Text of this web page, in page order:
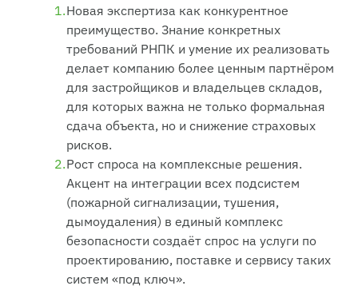
Новая экспертиза как конкурентное
преимущество. Знание конкретных
требований РНПК и умение их реализовать
делает компанию более ценным партнёром
для застройщиков и владельцев складов,
для которых важна не только формальная
сдача объекта, но и снижение страховых
рисков.
Рост спроса на комплексные решения.
Акцент на интеграции всех подсистем
(пожарной сигнализации, тушения,
дымоудаления) в единый комплекс
безопасности создаёт спрос на услуги по
проектированию, поставке и сервису таких
систем «под ключ».